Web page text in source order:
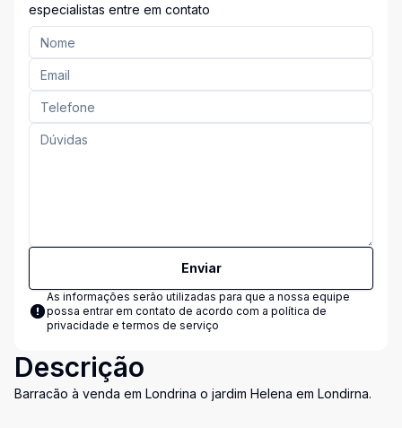
especialistas entre em contato
Enviar
As informações serão utilizadas para que a nossa equipe
possa entrar em contato de acordo com a política de
privacidade e termos de serviço
Descrição
Barracão à venda em Londrina o jardim Helena em Londirna.